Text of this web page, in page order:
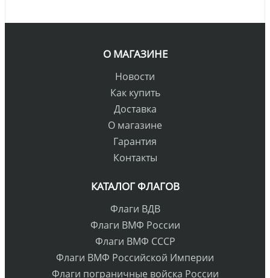
О МАГАЗИНЕ
Новости
Как купить
Доставка
О магазине
Гарантия
Контакты
КАТАЛОГ ФЛАГОВ
Флаги ВДВ
Флаги ВМФ России
Флаги ВМФ СССР
Флаги ВМФ Российской Империи
Флаги пограничные войска России